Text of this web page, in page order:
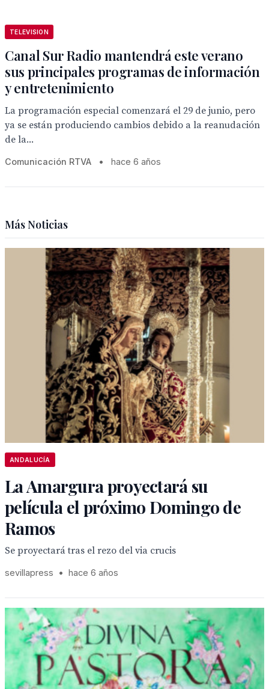
TELEVISION
Canal Sur Radio mantendrá este verano
sus principales programas de información
y entretenimiento
La programación especial comenzará el 29 de junio, pero
ya se están produciendo cambios debido a la reanudación
de la...
Comunicación RTVA • hace 6 años
Más Noticias
ANDALUCÍA
La Amargura proyectará su
película el próximo Domingo de
Ramos
Se proyectará tras el rezo del via crucis
sevillapress • hace 6 años